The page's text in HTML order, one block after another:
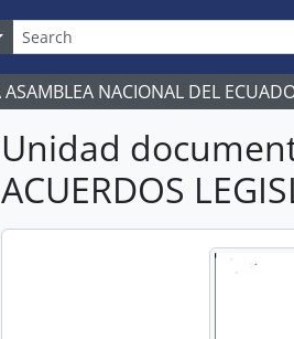
options
NACIONAL DEL
Unidad
ACUERDOS